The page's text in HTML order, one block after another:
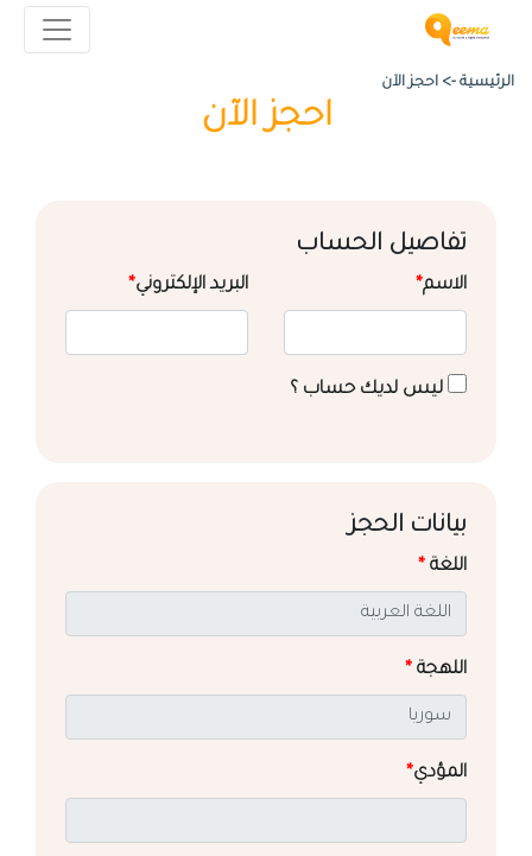
الرئيسية -> احجز الآن
احجز الآن
تفاصيل الحساب
الاسم* البريد الإلكتروني*
ليس لديك حساب ؟
بيانات الحجز
اللغة *
اللهجة *
المؤدي*